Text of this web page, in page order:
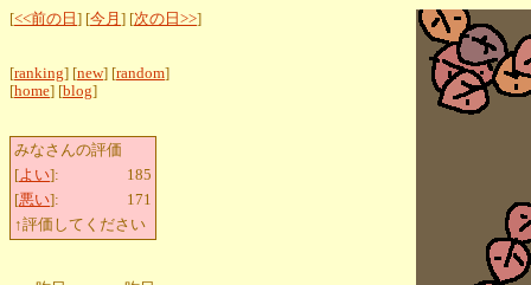
[<<前の日 ] [今月 ] [次の日>>]
[ranking] [new] [random]
[home] [blog]
みなさんの評価
[よい]:
185
[悪い]:
171
↑評価してください